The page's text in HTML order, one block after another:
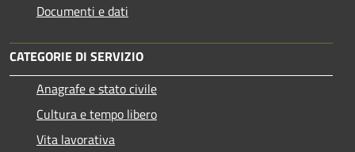
Documenti e dati
CATEGORIE DI SERVIZIO
Anagrafe e stato civile
Cultura e tempo libero
Vita lavorativa